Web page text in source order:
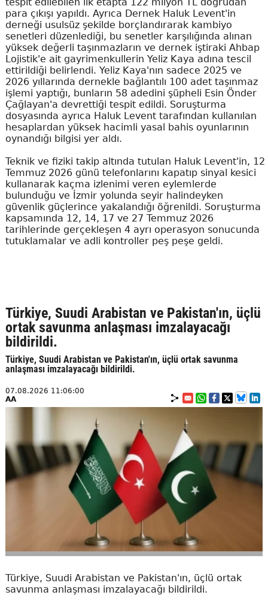
tespit edilebilen ilk etapta 122 milyon TL doğrudan
para çıkışı yapıldı. Ayrıca Dernek Haluk Levent'in
derneği usulsüz şekilde borçlandırarak kambiyo
senetleri düzenlediği, bu senetler karşılığında alınan
yüksek değerli taşınmazların ve dernek iştiraki Ahbap
Lojistik'e ait gayrimenkullerin Yeliz Kaya adına tescil
ettirildiği belirlendi. Yeliz Kaya'nın sadece 2025 ve
2026 yıllarında dernekle bağlantılı 100 adet taşınmaz
işlemi yaptığı, bunların 58 adedini şüpheli Esin Önder
Çağlayan'a devrettiği tespit edildi. Soruşturma
dosyasında ayrıca Haluk Levent tarafından kullanılan
hesaplardan yüksek hacimli yasal bahis oyunlarının
oynandığı bilgisi yer aldı.
Teknik ve fiziki takip altında tutulan Haluk Levent'in, 12
Temmuz 2026 günü telefonlarını kapatıp sinyal kesici
kullanarak kaçma izlenimi veren eylemlerde
bulunduğu ve İzmir yolunda seyir halindeyken
güvenlik güçlerince yakalandığı öğrenildi. Soruşturma
kapsamında 12, 14, 17 ve 27 Temmuz 2026
tarihlerinde gerçekleşen 4 ayrı operasyon sonucunda
tutuklamalar ve adli kontroller peş peşe geldi.
Türkiye, Suudi Arabistan ve Pakistan'ın, üçlü
ortak savunma anlaşması imzalayacağı
bildirildi.
Türkiye, Suudi Arabistan ve Pakistan'ın, üçlü ortak savunma
anlaşması imzalayacağı bildirildi.
07.08.2026 11:06:00
AA
Türkiye, Suudi Arabistan ve Pakistan'ın, üçlü ortak
savunma anlaşması imzalayacağı bildirildi.